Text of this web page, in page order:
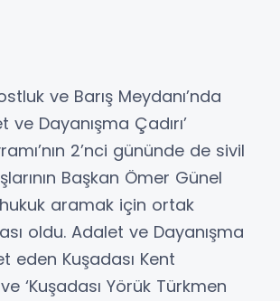
ve Barış Meydanı’nda
ve Dayanışma Çadırı’
2’nci gününde de sivil
Başkan Ömer Günel
aramak için ortak
oldu. Adalet ve Dayanışma
eden Kuşadası Kent
ve ‘Kuşadası Yörük Türkmen